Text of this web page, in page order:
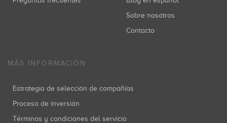
Sobre nosotros
Contacto
MÁS INFORMACIÓN
Estrategia de selección de compañías
Proceso de inversión
Términos y condiciones del servicio